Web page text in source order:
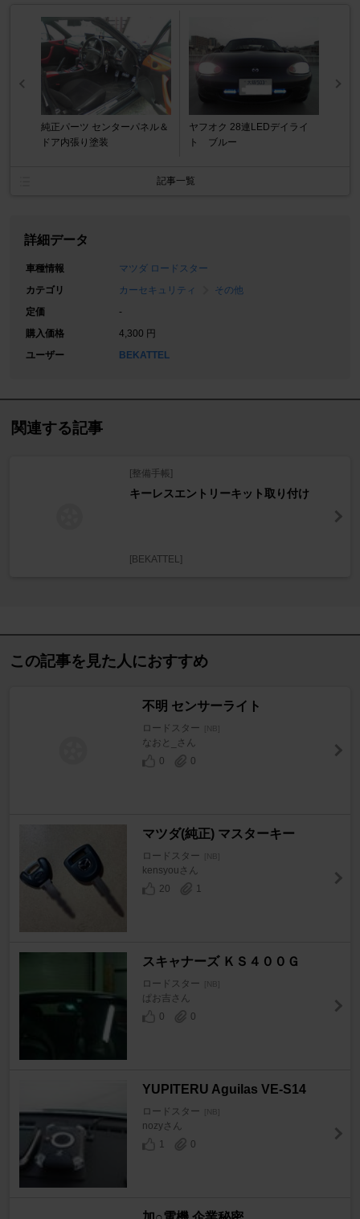
純正パーツ センターパネル＆
ドア内張り塗装
ヤフオク 28連LEDデイライ
ト ブルー
記事一覧
詳細データ
車種情報
マツダ ロードスター
カテゴリ
カーセキュリティ
その他
定価
-
購入価格
4,300 円
ユーザー
BEKATTEL
関連する記事
[整備手帳]
キーレスエントリーキット取り付け
[BEKATTEL]
この記事を見た人におすすめ
不明 センサーライト
ロードスター [NB]
なおと_さん
0
0
マツダ(純正) マスターキー
ロードスター [NB]
kensyouさん
20
1
スキャナーズ ＫＳ４００Ｇ
ロードスター [NB]
ぱお吉さん
0
0
YUPITERU Aguilas VE-S14
ロードスター [NB]
nozyさん
1
0